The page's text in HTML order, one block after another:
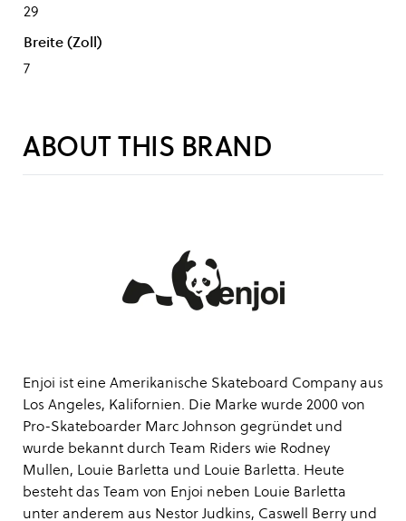
29
Breite (Zoll)
7
ABOUT THIS BRAND
Enjoi ist eine Amerikanische Skateboard Company aus
Los Angeles, Kalifornien. Die Marke wurde 2000 von
Pro-Skateboarder Marc Johnson gegründet und
wurde bekannt durch Team Riders wie Rodney
Mullen, Louie Barletta und Louie Barletta. Heute
besteht das Team von Enjoi neben Louie Barletta
unter anderem aus Nestor Judkins, Caswell Berry und